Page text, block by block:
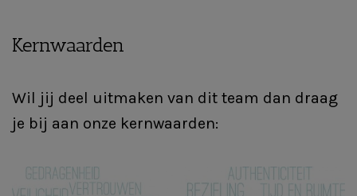
Kernwaarden
Wil jij deel uitmaken van dit team dan draag
je bij aan onze kernwaarden: